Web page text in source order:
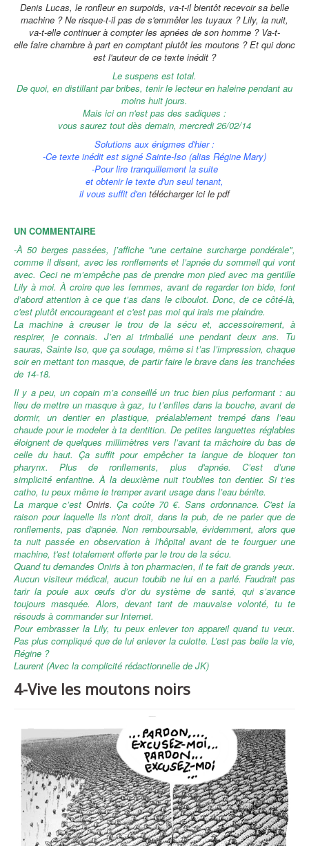
Denis Lucas, le ronfleur en surpoids, va-t-il bientôt recevoir sa belle
machine ? Ne risque-t-il pas de s'emmêler les tuyaux ? Lily, la nuit,
va-t-elle continuer à compter les apnées de son homme ? Va-t-
elle faire chambre à part en comptant plutôt les moutons ? Et qui donc
est l'auteur de ce texte inédit ?
Le suspens est total.
De quoi, en distillant par bribes, tenir le lecteur en haleine pendant au
moins huit jours.
Mais ici on n'est pas des sadiques :
vous saurez tout dès demain, mercredi 26/02/14
Solutions aux énigmes d'hier :
-Ce texte inédit est signé Sainte-Iso (alias Régine Mary)
-Pour lire tranquillement la suite
et obtenir le texte d'un seul tenant,
il vous suffit d'en télécharger ici le pdf
UN COMMENTAIRE
-À 50 berges passées, j’affiche "une certaine surcharge pondérale",
comme il disent, avec les ronflements et l’apnée du sommeil qui vont
avec. Ceci ne m’empêche pas de prendre mon pied avec ma gentille
Lily à moi. À croire que les femmes, avant de regarder ton bide, font
d’abord attention à ce que t’as dans le ciboulot. Donc, de ce côté-là,
c'est plutôt encourageant et c'est pas moi qui irais me plaindre.
La machine à creuser le trou de la sécu et, accessoirement, à
respirer, je connais. J’en ai trimballé une pendant deux ans. Tu
sauras, Sainte Iso, que ça soulage, même si t’as l’impression, chaque
soir en mettant ton masque, de partir faire le brave dans les tranchées
de 14-18.
Il y a peu, un copain m’a conseillé un truc bien plus performant : au
lieu de mettre un masque à gaz, tu t’enfiles dans la bouche, avant de
dormir, un dentier en plastique, préalablement trempé dans l’eau
chaude pour le modeler à ta dentition. De petites languettes réglables
éloignent de quelques millimètres vers l’avant ta mâchoire du bas de
celle du haut. Ça suffit pour empêcher ta langue de bloquer ton
pharynx. Plus de ronflements, plus d'apnée. C’est d’une
simplicité enfantine. À la deuxième nuit t'oublies ton dentier. Si t’es
catho, tu peux même le tremper avant usage dans l’eau bénite.
La marque c’est Oniris. Ça coûte 70 €. Sans ordonnance. C'est la
raison pour laquelle ils n'ont droit, dans la pub, de ne parler que de
ronflements, pas d'apnée. Non remboursable, évidemment, alors que
ta nuit passée en observation à l'hôpital avant de te fourguer une
machine, t'est totalement offerte par le trou de la sécu.
Quand tu demandes Oniris à ton pharmacien, il te fait de grands yeux.
Aucun visiteur médical, aucun toubib ne lui en a parlé. Faudrait pas
tarir la poule aux œufs d’or du système de santé, qui s’avance
toujours masquée. Alors, devant tant de mauvaise volonté, tu te
résouds à commander sur Internet.
Pour embrasser la Lily, tu peux enlever ton appareil quand tu veux.
Pas plus compliqué que de lui enlever la culotte. L’est pas belle la vie,
Régine ?
Laurent (Avec la complicité rédactionnelle de JK)
4-Vive les moutons noirs